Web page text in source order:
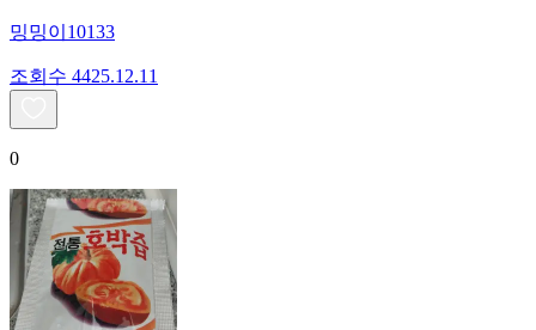
밍밍이10133
조회수 4425.12.11
0